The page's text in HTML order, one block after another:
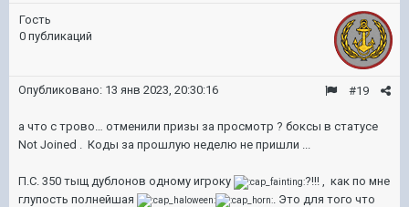
Гость
0 публикаций
#19
Опубликовано: 13 янв 2023, 20:30:16
а что с трово… отменили призы за просмотр ? боксы в статусе
Not Joined . Коды за прошлую неделю не пришли ...
П.С. 350 тыщ дублонов одному игроку
?!!! , как по мне
глупость полнейшая
. Это для того что